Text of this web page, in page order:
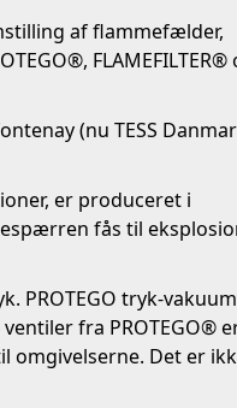
af flammefælder,
FLAMEFILTER®
(nu TESS
er produceret i
fås til
PROTEGO tryk-
fra PROTEGO®
omgivelserne. Det er